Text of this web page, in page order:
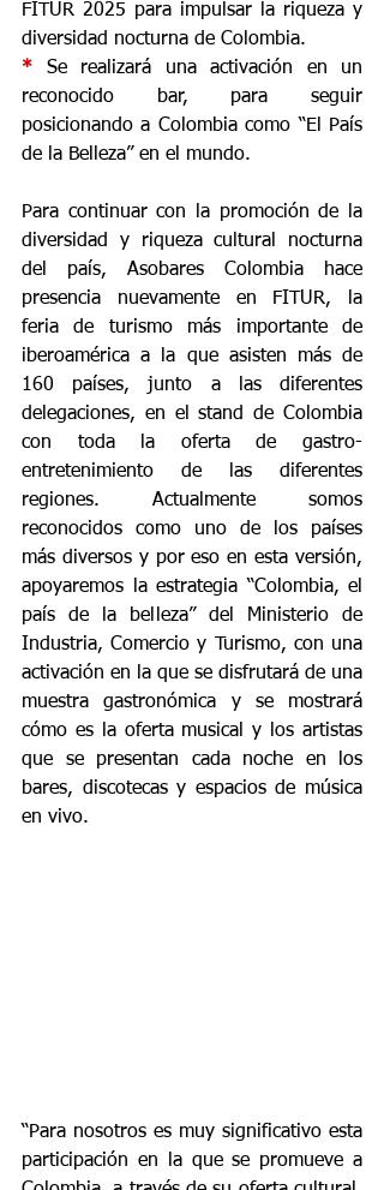
FITUR 2025 para impulsar la riqueza y
diversidad nocturna de Colombia.
* Se realizará una activación en un
reconocido bar, para seguir
posicionando a Colombia como “El País
de la Belleza” en el mundo.
Para continuar con la promoción de la
diversidad y riqueza cultural nocturna
del país, Asobares Colombia hace
presencia nuevamente en FITUR, la
feria de turismo más importante de
iberoamérica a la que asisten más de
160 países, junto a las diferentes
delegaciones, en el stand de Colombia
con toda la oferta de gastro-
entretenimiento de las diferentes
regiones. Actualmente somos
reconocidos como uno de los países
más diversos y por eso en esta versión,
apoyaremos la estrategia “Colombia, el
país de la belleza” del Ministerio de
Industria, Comercio y Turismo, con una
activación en la que se disfrutará de una
muestra gastronómica y se mostrará
cómo es la oferta musical y los artistas
que se presentan cada noche en los
bares, discotecas y espacios de música
en vivo.
“Para nosotros es muy significativo esta
participación en la que se promueve a